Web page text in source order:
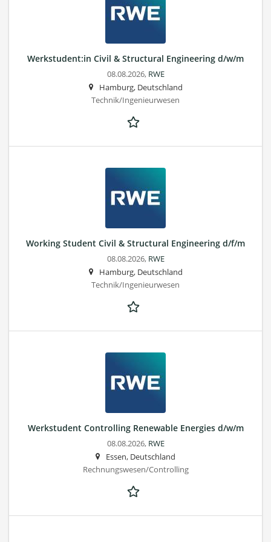
Werkstudent:in Civil & Structural Engineering d/w/m
08.08.2026, RWE
Hamburg, Deutschland
Technik/Ingenieurwesen
Working Student Civil & Structural Engineering d/f/m
08.08.2026, RWE
Hamburg, Deutschland
Technik/Ingenieurwesen
Werkstudent Controlling Renewable Energies d/w/m
08.08.2026, RWE
Essen, Deutschland
Rechnungswesen/Controlling